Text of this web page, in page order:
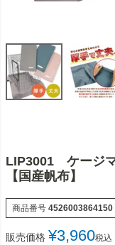
LIP3001 ケージ
【国産帆布】
商品番号 4526003864150
販売価格 ¥3,960税込